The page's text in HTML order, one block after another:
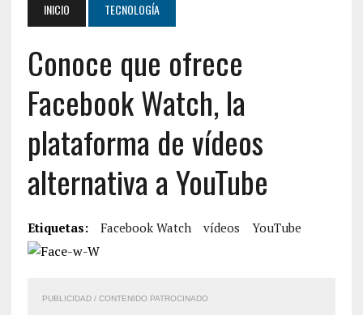
INICIO TECNOLOGÍA
Conoce que ofrece
Facebook Watch, la
plataforma de vídeos
alternativa a YouTube
Etiquetas: Facebook Watch vídeos YouTube
PUBLICIDAD / CONTENIDO PATROCINADO